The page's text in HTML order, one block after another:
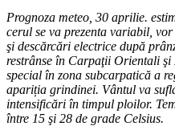
Prognoza meteo, 30 aprilie.
cerul se va prezenta variabil,
şi descărcări electrice după
restrânse în Carpaţii Orientali
special în zona subcarpatică a
apariția grindinei. Vântul va
intensificări în timpul ploilor.
între 15 şi 28 de grade Celsius.